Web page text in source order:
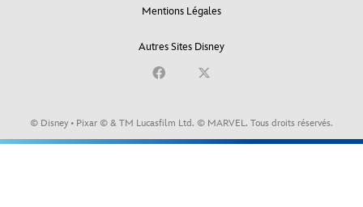
Mentions Légales
Autres Sites Disney
© Disney • Pixar © & TM Lucasfilm Ltd. © MARVEL. Tous droits réservés.